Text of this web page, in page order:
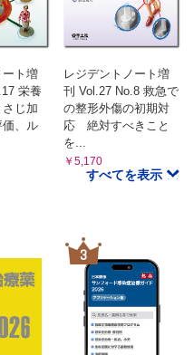
ート増
栄養
じ加
価、ル
レジデントノート増
刊 Vol.27 No.8 救急で
の整形外傷の初期対
応 絶対すべきこと
を...
￥5,170
すべてを表示
3